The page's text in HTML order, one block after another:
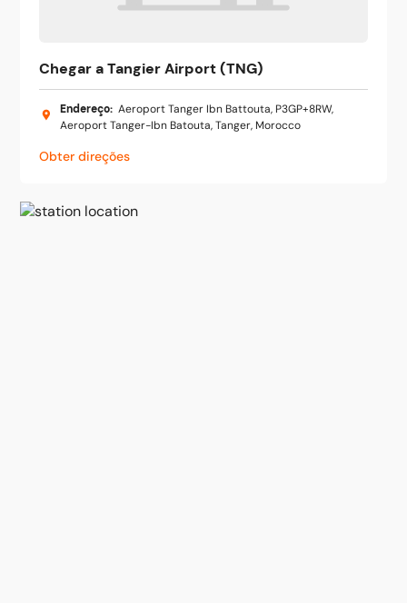
Chegar a Tangier Airport (TNG)
Endereço: Aeroport Tanger Ibn Battouta, P3GP+8RW,
Aeroport Tanger-Ibn Batouta, Tanger, Morocco
Obter direções